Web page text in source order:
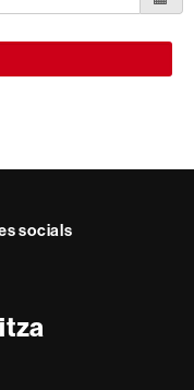
socials
l'excel·lència